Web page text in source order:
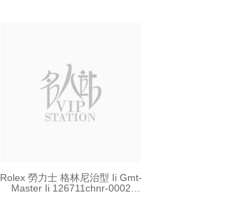
Rolex 勞力士 格林尼治型 Ii Gmt-
Master Ii 126711chnr-0002